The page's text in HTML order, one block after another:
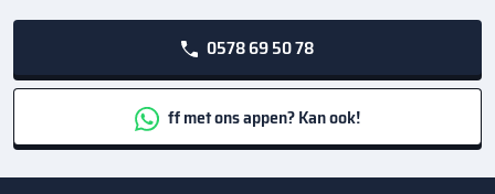
0578 69 50 78
ff met ons appen? Kan ook!